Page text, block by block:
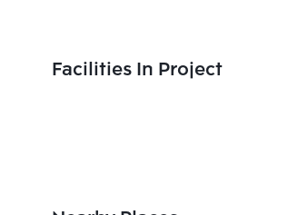
Facilities In Project